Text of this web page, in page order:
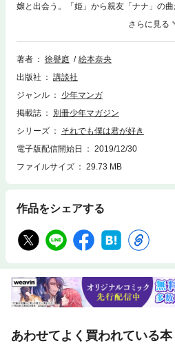
嬢と出会う。「姫」から親友「ナナ」の
力するうちに距離が縮まっていく二人。
ず歩く「ナナ」を見かけた芹澤は…。珠
結！
著者
徐譽庭
絵本奈央
出版社
講談社
ジャンル
少年マンガ
掲載誌
別冊少年マガジン
シリーズ
それでも僕は君が好き
電子版配信開始日
2019/12/30
ファイルサイズ
29.73 MB
作品をシェアする
あわせてよく買われている本